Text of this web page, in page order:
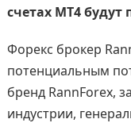
счетах MT4
Форекс брокер
потенциальным
бренд RannForex,
индустрии,